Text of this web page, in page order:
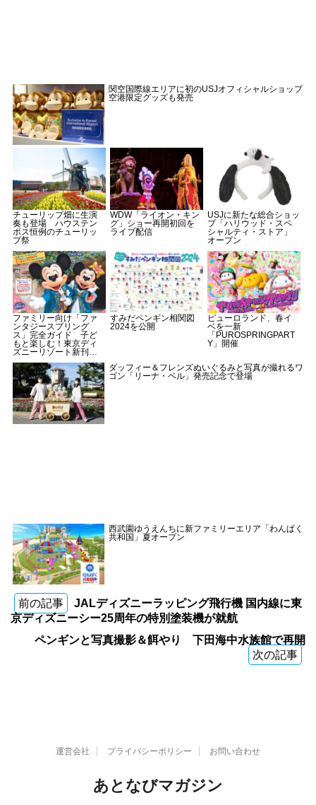
関空国際線エリアに初のUSJオフィシャルショップ
空港限定グッズも発売
チューリップ畑に生演
奏も登場 ハウステン
ボス恒例のチューリッ
プ祭
WDW「ライオン・キン
グ」ショー再開初回を
ライブ配信
USJに新たな総合ショッ
プ「ハリウッド・スペ
シャルティ・ストア」
オープン
ファミリー向け「ファ
ンタジースプリング
ス」完全ガイド 子ど
もと楽しむ！東京ディ
ズニーリゾート新刊を
発売
すみだペンギン相関図
2024を公開
ピューロランド、春イ
ベを一新
「PUROSPRINGPART
Y」開催
ダッフィー＆フレンズぬいぐるみと写真が撮れるワ
ゴン「リーナ・ベル」発売記念で登場
西武園ゆうえんちに新ファミリーエリア「わんぱく
共和国」夏オープン
前の記事
JALディズニーラッピング飛行機 国内線に東
京ディズニーシー25周年の特別塗装機が就航
ペンギンと写真撮影＆餌やり 下田海中水族館で再開
次の記事
運営会社 プライバシーポリシー お問い合わせ
あとなびマガジン